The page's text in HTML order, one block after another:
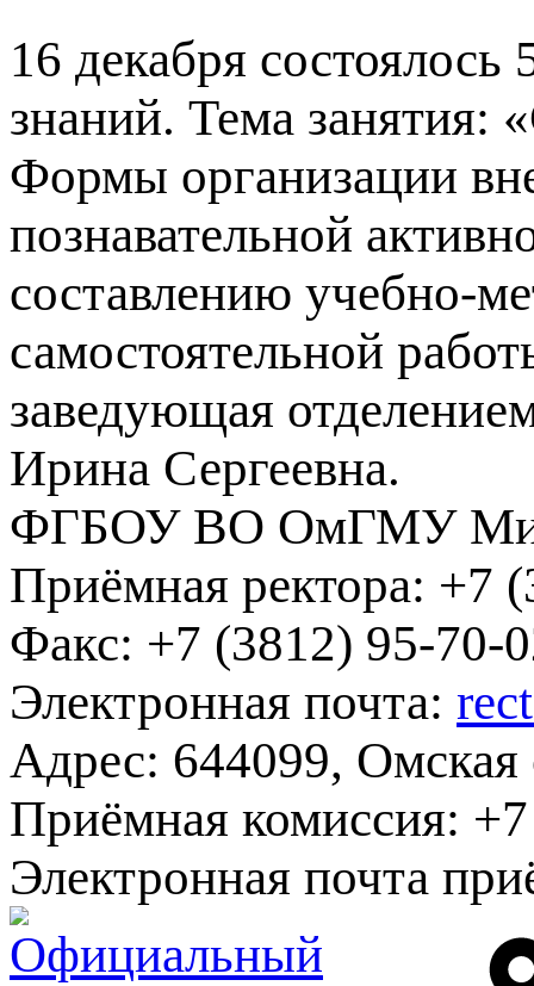
16 декабря
знаний. Тема занятия:
Формы организации
познавательной
составлению учебно-
самостоятельной
заведующая
Ирина Сергеевна.
ФГБОУ ВО ОмГМУ
Приёмная ректора: +7
Факс: +7 (3812) 95-70-
Электронная почта:
Адрес: 644099, Омская
Приёмная комиссия:
Электронная почта